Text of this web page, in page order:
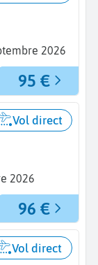
2026
95 €
2026
Vol direct
96 €
Vol direct